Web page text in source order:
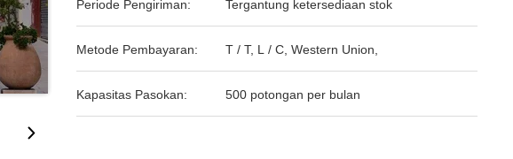
Periode Pengiriman: Tergantung ketersediaan stok
Metode Pembayaran: T / T, L / C, Western Union,
Kapasitas Pasokan: 500 potongan per bulan